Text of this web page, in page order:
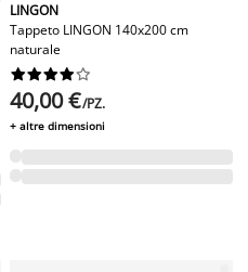
LINGON
Tappeto LINGON 140x200 cm
naturale






40,00 €/PZ.
+ altre dimensioni